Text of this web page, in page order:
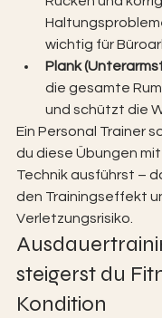
wichtig für
Plank
die gesamte
und schützt die
Ein Personal Trainer
du diese Übungen
Technik ausführst –
den Trainingseffekt
Verletzungsrisiko.
steigerst du
Kondition